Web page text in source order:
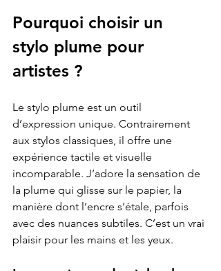
Pourquoi choisir un
stylo plume pour
artistes ?
Le stylo plume est un outil
d’expression unique. Contrairement
aux stylos classiques, il offre une
expérience tactile et visuelle
incomparable. J’adore la sensation de
la plume qui glisse sur le papier, la
manière dont l’encre s’étale, parfois
avec des nuances subtiles. C’est un vrai
plaisir pour les mains et les yeux.